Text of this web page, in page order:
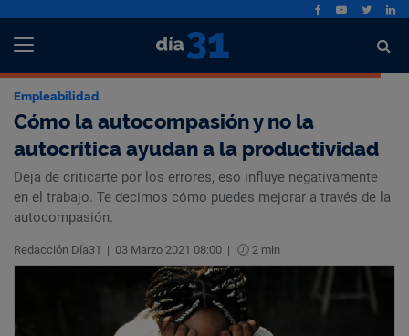
Empleabilidad
Cómo la autocompasión y no la
autocrítica ayudan a la productividad
Deja de criticarte por los errores, eso influye negativamente
en el trabajo. Te decimos cómo puedes mejorar a través de la
autocompasión.
Redacción Día31 | 03 Marzo 2021 08:00 | 2 min